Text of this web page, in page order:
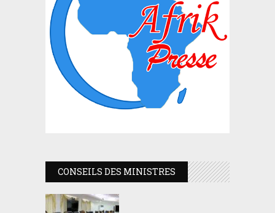
CONSEILS DES MINISTRES